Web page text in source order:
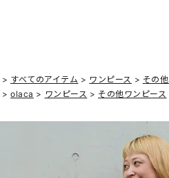
すべてのアイテム ワンピース
その
olaca ワンピース その他ワンピース